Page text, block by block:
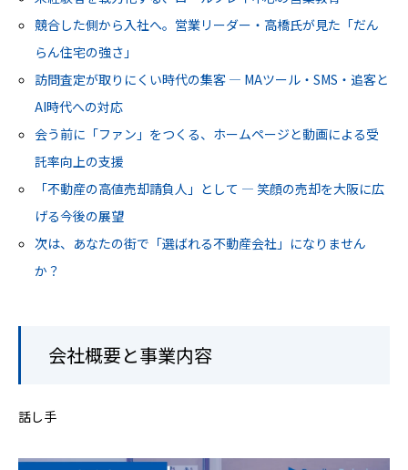
競合した側から入社へ。営業リーダー・高橋氏が見た「だん
らん住宅の強さ」
訪問査定が取りにくい時代の集客 ― MAツール・SMS・追客と
AI時代への対応
会う前に「ファン」をつくる、ホームページと動画による受
託率向上の支援
「不動産の高値売却請負人」として ― 笑顔の売却を大阪に広
げる今後の展望
次は、あなたの街で「選ばれる不動産会社」になりません
か？
会社概要と事業内容
話し手